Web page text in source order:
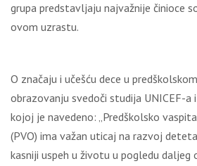
grupa predstavljaju najvažnije činioce
ovom uzrastu.
O značaju i učešću dece u
obrazovanju svedoči studija UNICEF-a
kojoj je navedeno: „Predškolsko
(PVO) ima važan uticaj na razvoj
kasniji uspeh u životu u pogledu daljeg